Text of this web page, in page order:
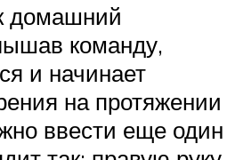
домашний
команду,
и начинает
на протяжении
ввести еще один